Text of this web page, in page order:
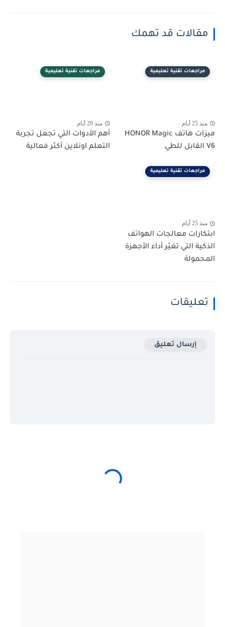
مقالات قد تهمك
مراجعات تقنية تعليمية
منذ 25 أيام
ميزات هاتف HONOR Magic
V6 القابل للطي
مراجعات تقنية تعليمية
منذ 29 أيام
أهم الأدوات التي تجعل تجربة
التعلم اونلاين أكثر فعالية
مراجعات تقنية تعليمية
منذ 25 أيام
ابتكارات معالجات الهواتف
الذكية التي تغيّر أداء الأجهزة
المحمولة
تعليقات
إرسال تعليق